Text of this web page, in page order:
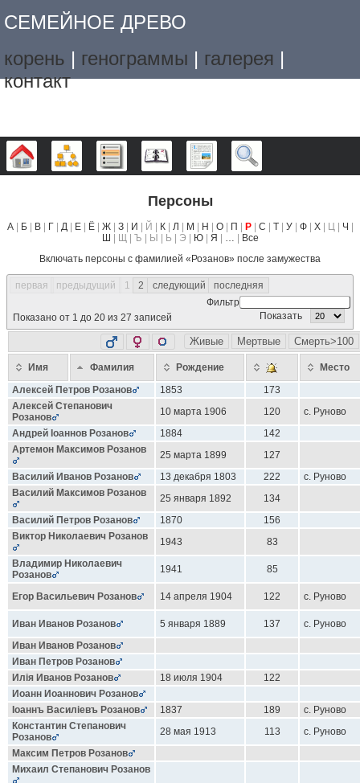
СЕМЕЙНОЕ ДРЕВО
корень | генограммы | галерея |
контакт
Дерево Графики Списки Календарь Отчёты
Персоны
А| Б| В| Г| Д| Е| Ё| Ж| З| И | Й | К| Л М Н О| П Р| С Т| У| Ф| Х| Ц | Ч
Ш
| Щ | Ъ | Ы | Ь | Э | Ю| Я …
Все
Включать персоны с фамилией « Розанов» после замужества
первая предыдущий 1 2 следующий
последняя
Фильтр
Показано от 1 до 20 из 27 записей
Показать
Живые Мертвые Смерть>100
Имя Фамилия Рождение Место
Алексей Петров Розанов 1853
173
Алексей Степанович
Розанов
10 марта 1906 120
с. Руново
Андрей Iоаннов Розанов 1884
142
Артемон Максимов Розанов 25 марта 1899
127
Василий Иванов Розанов 13 декабря 1803 222
с. Руново
Василий Максимов Розанов 25 января 1892
134
Василий Петров Розанов 1870
156
Виктор Николаевич Розанов 1943
83
Владимир Николаевич
Розанов
1941 85
Егор Васильевич Розанов 14 апреля 1904 122 с. Руново
Иван Иванов Розанов 5 января 1889 137
с. Руново
Иван Иванов Розанов
Иван Петров Розанов
Илiя Иванов Розанов 18 июля 1904
122
Иоанн Иоаннович Розанов
Іоаннъ Василіевъ Розанов 1837 189
с. Руново
Константин Степанович
Розанов
28 мая 1913 113
с. Руново
Максим Петров Розанов
Михаил Степанович Розанов